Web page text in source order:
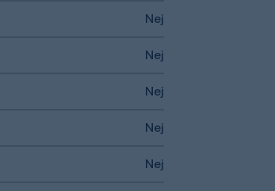
Nej
Nej
Nej
Nej
Nej